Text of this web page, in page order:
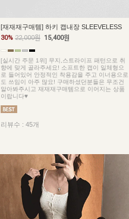
[재재재구매템] 하키 캡내장 SLEEVELESS
30% 22,000원 15,400원
[실시간 주문 1위] 무지,스트라이프 패턴으로 취
향에 맞게 골라주세요! 소프트한 캡이 일체형으
로 들어있어 안정적인 착용감을 주고 이너용으로
도 쓰임이 아주 많요! 구매하셨던분들은 무조건
알아봐주시고 재재재구매템으로 이어지는 상품
이랍니다♥
리뷰수 : 45개